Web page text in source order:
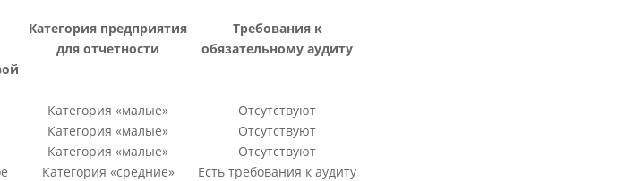
Категория предприятия
для отчетности
Требования к
обязательному аудиту
Категория «малые»
Отсутствуют
Категория «малые»
Отсутствуют
Категория «малые»
Отсутствуют
Категория «средние» Есть требования к аудиту